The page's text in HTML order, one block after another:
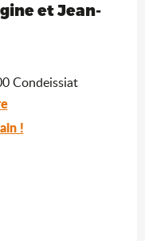
et Jean-
Condeissiat
!